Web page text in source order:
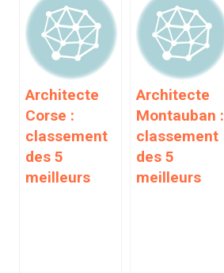
Architecte
Corse :
classement
des 5
meilleurs
Architecte
Montauban :
classement
des 5
meilleurs